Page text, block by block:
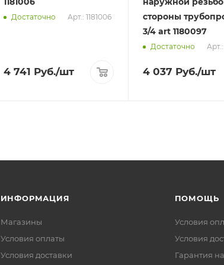
Достаточно Арт.: 1181006
4 741 Руб./шт
стороны
3/4 art 1180097
Достаточно
4 037 Руб./шт
ИНФОРМАЦИЯ
Магазины
Условия оплаты
Условия доставки
ПОМОЩЬ
Условия
Условия
Гарантия